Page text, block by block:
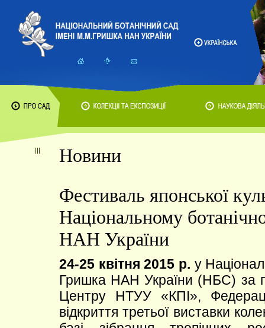
Новини
Фестиваль японської
Національному
НАН України
24-25 квітня 2015 р. у
Гришка НАН України (НБС) за
Центру НТУУ «КПІ»,
відкриття третьої виставки